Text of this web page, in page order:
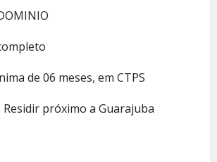
de 06 meses, em CTPS
Residir próximo a Guarajuba